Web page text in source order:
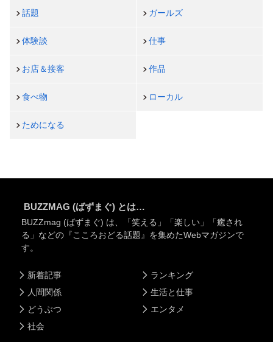
話題 ガールズ
体験談 仕事
お店＆接客 作品
食べ物 ローカル
ためになる
BUZZMAG (ばずまぐ) とは…
BUZZmag (ばずまぐ) は、「笑える」「楽しい」「癒され
る」などの『こころおどる話題』を集めたWebマガジンで
す。
新着記事
人間関係
どうぶつ
社会
ランキング
生活と仕事
エンタメ